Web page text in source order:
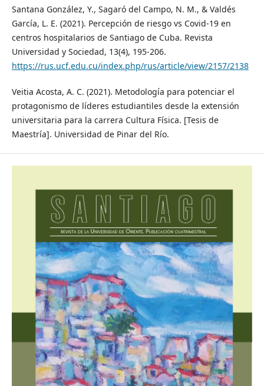
Santana González, Y., Sagaró del Campo, N. M., & Valdés
García, L. E. (2021). Percepción de riesgo vs Covid-19 en
centros hospitalarios de Santiago de Cuba. Revista
Universidad y Sociedad, 13(4), 195-206.
https://rus.ucf.edu.cu/index.php/rus/article/view/2157/2138
Veitia Acosta, A. C. (2021). Metodología para potenciar el
protagonismo de líderes estudiantiles desde la extensión
universitaria para la carrera Cultura Física. [Tesis de
Maestría]. Universidad de Pinar del Río.